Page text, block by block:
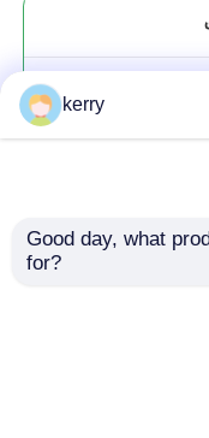
kerry
Good day, what
for?